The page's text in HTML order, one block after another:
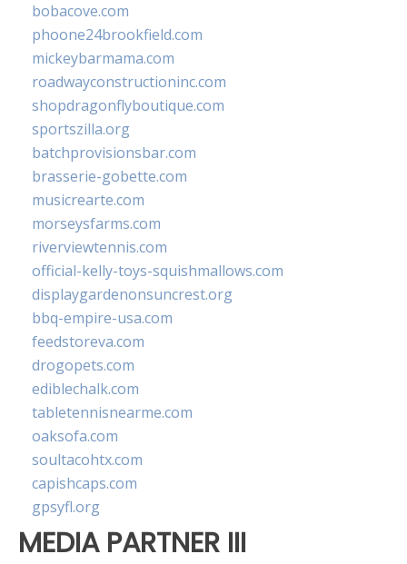
bobacove.com
phoone24brookfield.com
mickeybarmama.com
roadwayconstructioninc.com
shopdragonflyboutique.com
sportszilla.org
batchprovisionsbar.com
brasserie-gobette.com
musicrearte.com
morseysfarms.com
riverviewtennis.com
official-kelly-toys-squishmallows.com
displaygardenonsuncrest.org
bbq-empire-usa.com
feedstoreva.com
drogopets.com
ediblechalk.com
tabletennisnearme.com
oaksofa.com
soultacohtx.com
capishcaps.com
gpsyfl.org
MEDIA PARTNER III